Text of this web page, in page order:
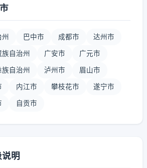
巴中市 成都市 达州市
自治州 广安市 广元市
自治州 泸州市 眉山市
内江市 攀枝花市 遂宁市
自贡市
明